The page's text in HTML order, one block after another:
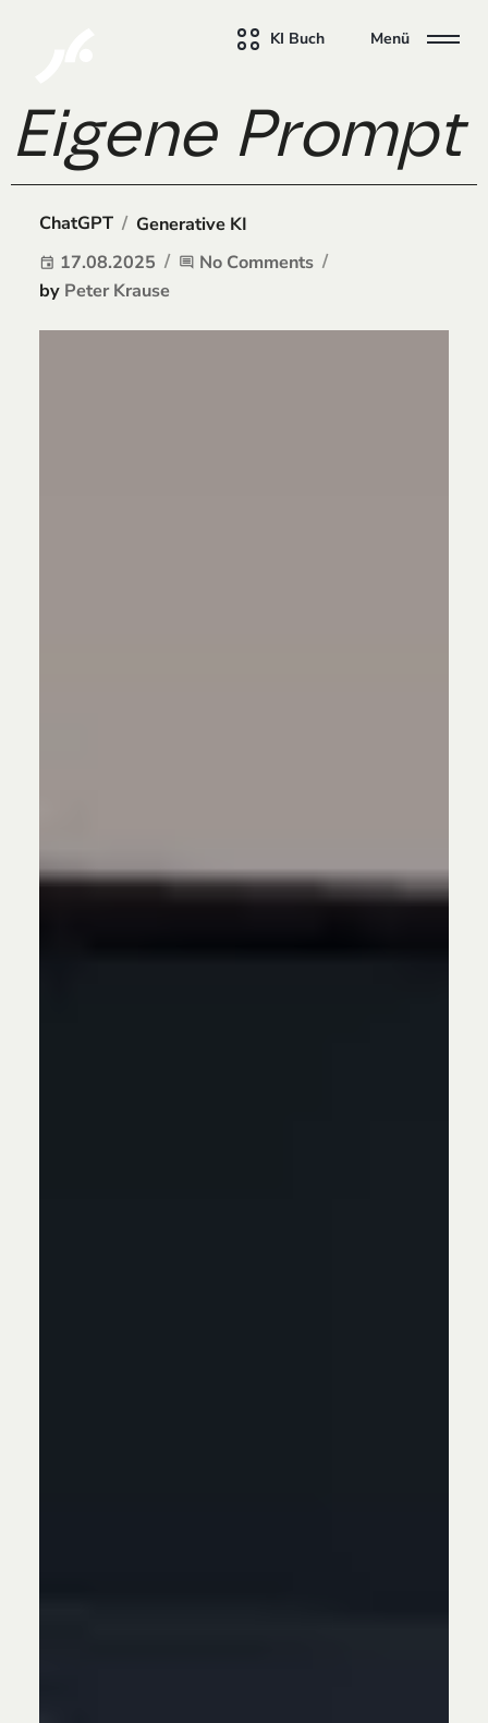
KI Buch Menü
Eigene
ChatGPT / Generative KI
event 17.08.2025 comment No Comments
by Peter Krause